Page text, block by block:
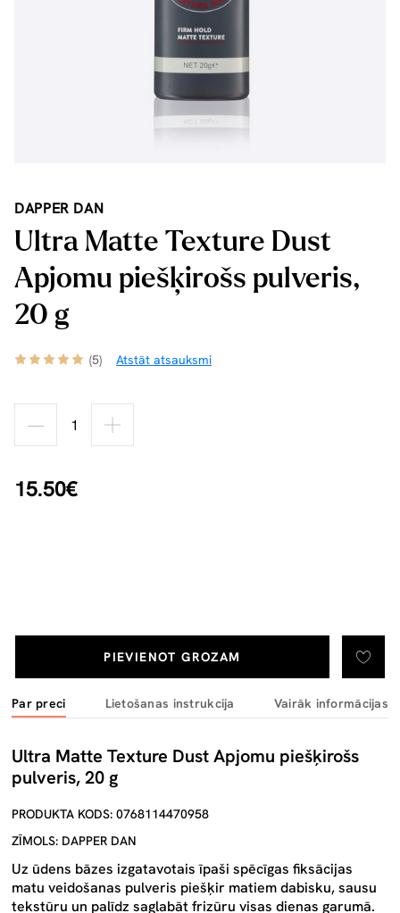
DAPPER DAN
Ultra Matte Texture Dust
Apjomu piešķirošs pulveris,
20 g
(5) Atstāt atsauksmi
15.50€
PIEVIENOT GROZAM
Par preci Lietošanas instrukcija Vairāk informācijas
Ultra Matte Texture Dust Apjomu piešķirošs
pulveris, 20 g
PRODUKTA KODS: 0768114470958
ZĪMOLS: DAPPER DAN
Uz ūdens bāzes izgatavotais īpaši spēcīgas fiksācijas
matu veidošanas pulveris piešķir matiem dabisku, sausu
tekstūru un palīdz saglabāt frizūru visas dienas garumā.